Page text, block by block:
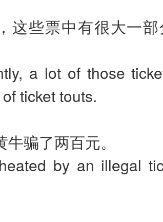
这些票中有很大一
a lot of those
ticket touts.
骗了两百元。
by an illegal